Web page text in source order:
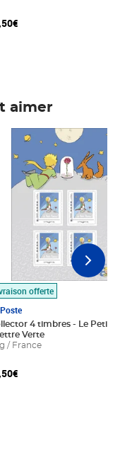
panier
aimer
panier
offerte
4 timbres - Le Petit
Verte
/ France
7,50€